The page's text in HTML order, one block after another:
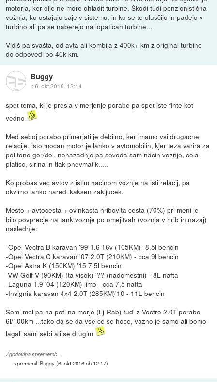
motorja, ker olje ne more ohladit turbine. Škodi tudi penzionistična
vožnja, ko ostajajo saje v sistemu, in ko se te oluščijo in padejo v
turbino ali pa se naberejo na lopaticah turbine...
Vidiš pa svašta, od avta ali kombija z 400k+ km z original turbino
do odpovedi po 40k km.
Buggy
::6. okt 2016, 12:14
spet tema, ki je presla v merjenje porabe pa spet iste finte kot
vedno
Med seboj porabo primerjati je debilno, ker imamo vsi drugacne
relacije, isto mocan motor je lahko v avtomobilih, kjer teza varira za
pol tone gor/dol, nenazadnje pa seveda sam nacin voznje, cola
platisc, sirina in tlak pnevmatik.....
Ko probas vec avtovz istim nacinom voznje na isti relacij, pa
okvirno lahko naredi kaksen zakljucek.
Mesto + avtocesta + ovinkasta hribovita cesta (70%) pri meni je
bilo povprecje na tank voznje po omejitvah (voznja v hrib in nazaj)
naslednje:
-Opel Vectra B karavan '99 1.6 16v (105KM) -8,5l bencin
-Opel Vectra C karavan '07 2.0T (210KM) - cca 9l bencin
-Opel Astra K (150KM) '15 7,5l bencin
-VW Golf V (90KM) (ta visok) '?? (nadomestni) - 8L nafta
-Laguna 1.9 '04 (120KM) limo - cca 7,5 nafta
-Insignia karavan 4x4 2.0T (285KM)'10 - 11L bencin
Sem imel pa na poti na morje (Lj-Rab) tudi z Vectro 2.0T porabo
6l/100km ...tako da se da vse ce se hoce, vazno je samo ali bomo
lagali sami sebi ali se drugim
Zgodovina sprememb…
spremenil: Buggy (6. okt 2016 ob 12:17)